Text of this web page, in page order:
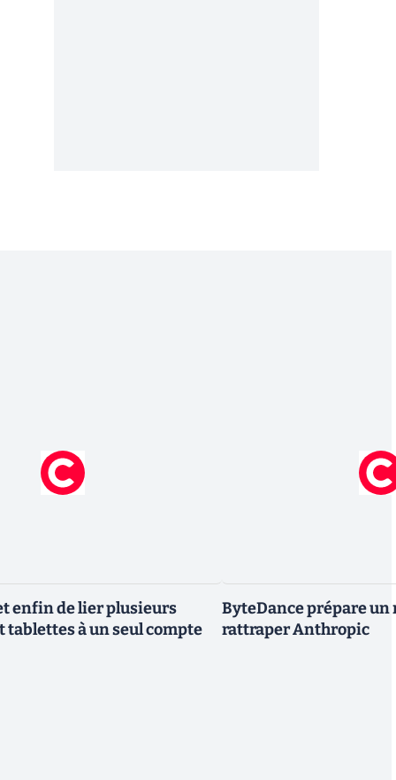
enfin de lier plusieurs
tablettes à un seul compte
ByteDance prépare un
rattraper Anthropic